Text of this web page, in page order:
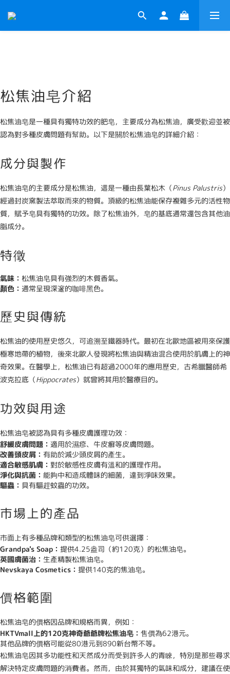
松焦油皂介紹
松焦油皂是一種具有獨特功效的肥皂，主要成分為松焦油，廣受歡迎並被
認為對多種皮膚問題有幫助。以下是關於松焦油皂的詳細介紹：
成分與製作
松焦油皂的主要成分是松焦油，這是一種由長葉松木（Pinus Palustris）
經過封炭窯製法萃取而來的物質。頂級的松焦油能保存複雜多元的活性物
質，賦予皂具有獨特的功效。除了松焦油外，皂的基底通常還包含其他油
脂成分。
特徵
氣味： 松焦油皂具有強烈的木質香氣。
顏色： 通常呈現深邃的咖啡黑色。
歷史與傳統
松焦油的使用歷史悠久，可追溯至鐵器時代。最初在北歐地區被用來保護
極寒地帶的植物，後來北歐人發現將松焦油與精油混合使用於肌膚上的神
奇效果。在醫學上，松焦油已有超過2000年的應用歷史，古希臘醫師希
波克拉底（Hippocrates）就曾將其用於醫療目的。
功效與用途
松焦油皂被認為具有多種皮膚護理功效：
舒緩皮膚問題： 適用於濕疹、牛皮癬等皮膚問題。
改善頭皮屑： 有助於減少頭皮屑的產生。
適合敏感肌膚： 對於敏感性皮膚有溫和的護理作用。
淨化與抗菌： 能夠中和造成體味的細菌，達到淨味效果。
驅蟲： 具有驅趕蚊蟲的功效。
市場上的產品
市面上有多種品牌和類型的松焦油皂可供選擇：
Grandpa's Soap： 提供4.25盎司（約120克）的松焦油皂。
英國膚菌治： 生產精製松焦油皂。
Nevskaya Cosmetics： 提供140克的焦油皂。
價格範圍
松焦油皂的價格因品牌和規格而異，例如：
HKTVmall上的120克神奇爺爺牌松焦油皂： 售價為62港元。
其他品牌的價格可能從80港元到890新台幣不等。
松焦油皂因其多功能性和天然成分而受到許多人的青睞，特別是那些尋求
解決特定皮膚問題的消費者。然而，由於其獨特的氣味和成分，建議在使